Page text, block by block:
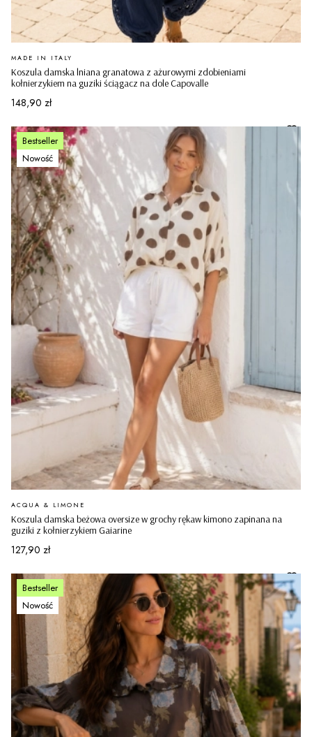
Koszula damska lniana granatowa z ażurowymi zdobieniami
kołnierzykiem na guziki ściągacz na dole Capovalle
PRODUCENT
MADE IN ITALY
Cena
148,90 zł
Bestseller
Nowość
Koszula damska beżowa oversize w grochy rękaw kimono zapinana na
guziki z kołnierzykiem Gaiarine
PRODUCENT
ACQUA & LIMONE
Cena
127,90 zł
Bestseller
Nowość